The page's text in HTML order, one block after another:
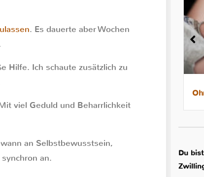
. Es dauerte aber Wochen
Hilfe. Ich schaute zusätzlich zu
viel Geduld und Beharrlichkeit
an Selbstbewusstsein,
an.
dem Stillkind
Du